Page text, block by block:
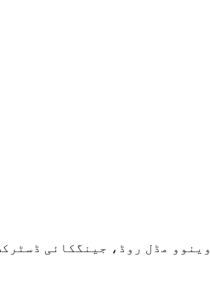
218# وینوو مڈل روڈ، جینگکائی